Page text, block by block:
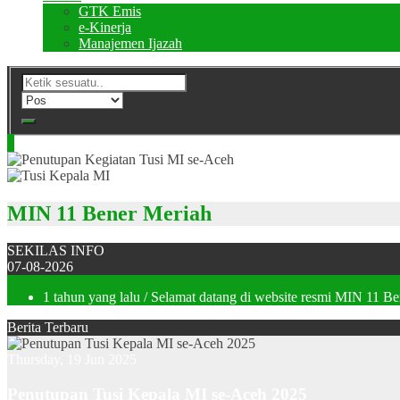
GTK Emis
e-Kinerja
Manajemen Ijazah
MIN 11 Bener Meriah
SEKILAS INFO
07-08-2026
1 tahun yang lalu / Selamat datang di website resmi MIN 11
Berita Terbaru